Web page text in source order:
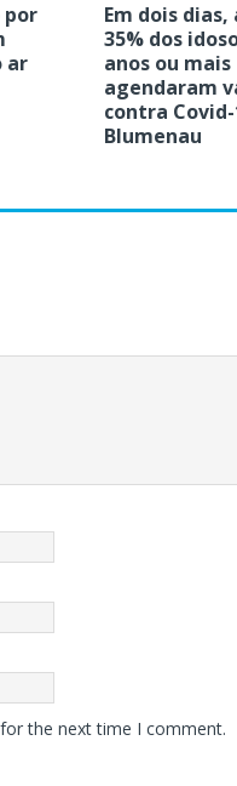
por
ar
Em dois dias,
35% dos
anos ou mais
agendaram
contra
Blumenau
the next time I comment.